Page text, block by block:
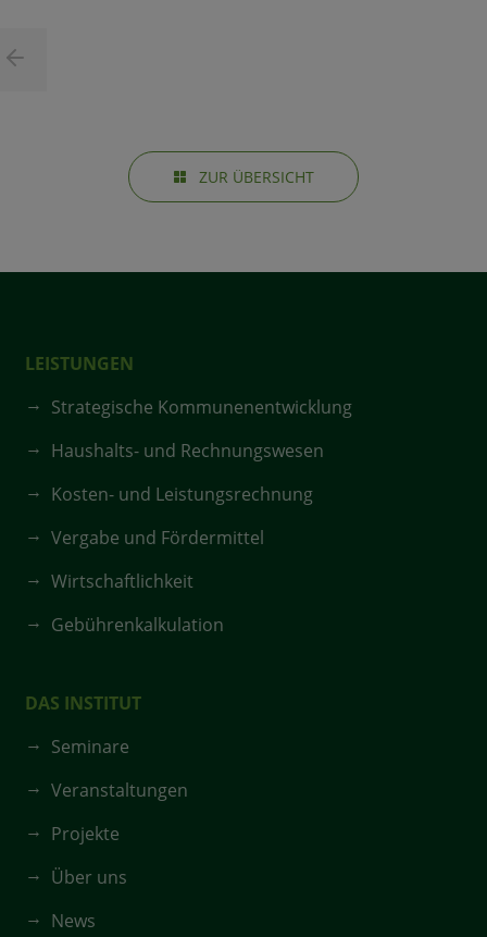
ZUR ÜBERSICHT
LEISTUNGEN
Strategische Kommunenentwicklung
Haushalts- und Rechnungswesen
Kosten- und Leistungsrechnung
Vergabe und Fördermittel
Wirtschaftlichkeit
Gebührenkalkulation
DAS INSTITUT
Seminare
Veranstaltungen
Projekte
Über uns
News